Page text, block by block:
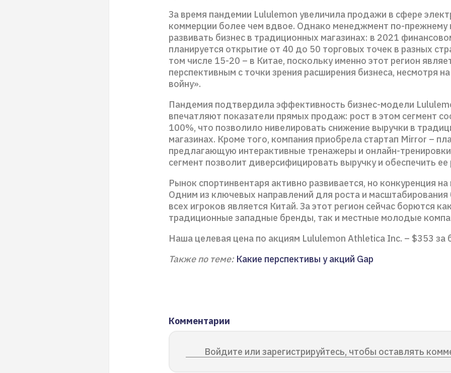
За время пандемии Lululemon увеличила продажи в сфере
коммерции более чем вдвое. Однако менеджмент по-прежнему
развивать бизнес в традиционных магазинах: в 2021
планируется открытие от 40 до 50 торговых точек в разных
том числе 15-20 – в Китае, поскольку именно этот регион
перспективным с точки зрения расширения бизнеса, несмотря
войну».
Пандемия подтвердила эффективность бизнес-модели
впечатляют показатели прямых продаж: рост в этом сегмент
100%, что позволило нивелировать снижение выручки в
магазинах. Кроме того, компания приобрела стартап Mirror –
предлагающую интерактивные тренажеры и онлайн-
сегмент позволит диверсифицировать выручку и обеспечить ее
Рынок спортинвентаря активно развивается, но конкуренция
Одним из ключевых направлений для роста и масштабирования
всех игроков является Китай. За этот регион сейчас борются как
традиционные западные бренды, так и местные молодые
Наша целевая цена по акциям Lululemon Athletica Inc. – $353 за
Также по теме: Какие перспективы у акций Gap
Комментарии
Войдите или зарегистрируйтесь, чтобы оставлять